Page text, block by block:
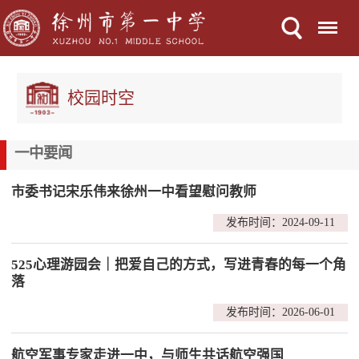
校园时空
一中要闻
市委书记宋乐伟来徐州一中看望慰问教师
发布时间：2024-09-11
525心理游园会｜把爱自己的方式，写进青春的每一个角
落
发布时间：2026-06-01
航空军事专家走进一中，与师生共话航空强国